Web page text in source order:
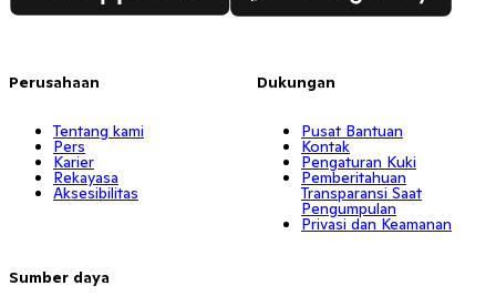
Perusahaan
Tentang kami
Pers
Karier
Rekayasa
Aksesibilitas
Sumber daya
Dukungan
Pusat Bantuan
Kontak
Pengaturan Kuki
Pemberitahuan
Transparansi Saat
Pengumpulan
Privasi dan Keamanan